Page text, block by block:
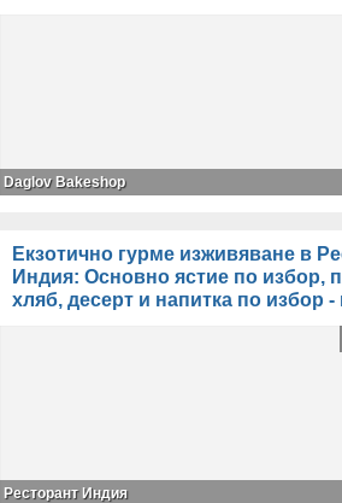
Daglov Bakeshop
Екзотично гурме изживяване в
Индия: Основно ястие по избор,
хляб, десерт и напитка по избор
Ресторант Индия